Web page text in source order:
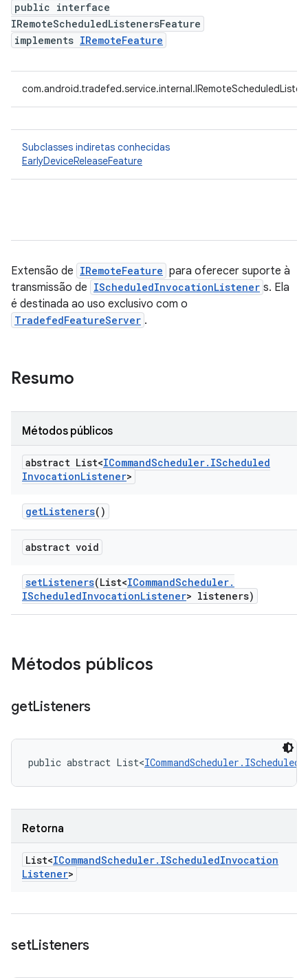
public interface
IRemoteScheduledListenersFeature
implements IRemoteFeature
Subclasses indiretas conhecidas
EarlyDeviceReleaseFeature
Extensão de IRemoteFeature para oferecer suporte à
transmissão de IScheduledInvocationListener s. Ela
é destinada ao uso exclusivo com o
TradefedFeatureServer .
Resumo
Métodos públicos
abstract List<ICommandScheduler. IScheduled
InvocationListener>
getListeners()
abstract void
setListeners(List<ICommandScheduler.
IScheduledInvocationListener> listeners)
Métodos públicos
getListeners
public abstract List<
Retorna
List<ICommandScheduler. IScheduledInvocation
Listener>
setListeners